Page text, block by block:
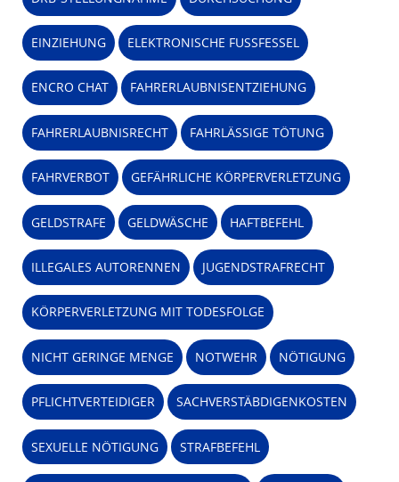
EINZIEHUNG ELEKTRONISCHE FUSSFESSEL
ENCRO CHAT FAHRERLAUBNISENTZIEHUNG
FAHRERLAUBNISRECHT FAHRLÄSSIGE TÖTUNG
FAHRVERBOT GEFÄHRLICHE KÖRPERVERLETZUNG
GELDSTRAFE GELDWÄSCHE HAFTBEFEHL
ILLEGALES AUTORENNEN JUGENDSTRAFRECHT
KÖRPERVERLETZUNG MIT TODESFOLGE
NICHT GERINGE MENGE NOTWEHR NÖTIGUNG
PFLICHTVERTEIDIGER SACHVERSTÄBDIGENKOSTEN
SEXUELLE NÖTIGUNG STRAFBEFEHL